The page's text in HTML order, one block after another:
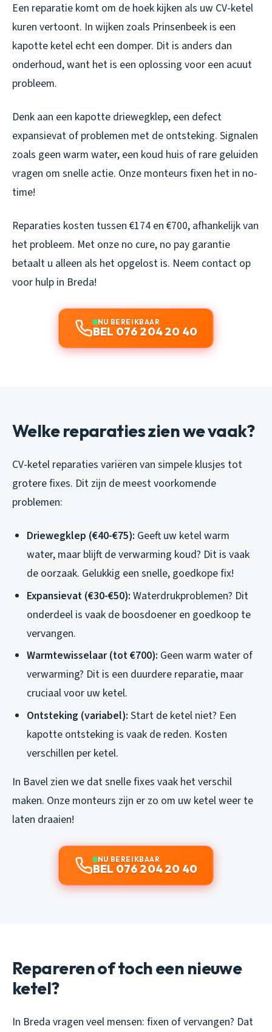
Een reparatie komt om de hoek kijken als uw CV-ketel
kuren vertoont. In wijken zoals Prinsenbeek is een
kapotte ketel echt een domper. Dit is anders dan
onderhoud, want het is een oplossing voor een acuut
probleem.
Denk aan een kapotte driewegklep, een defect
expansievat of problemen met de ontsteking. Signalen
zoals geen warm water, een koud huis of rare geluiden
vragen om snelle actie. Onze monteurs fixen het in no-
time!
Reparaties kosten tussen €174 en €700, afhankelijk van
het probleem. Met onze no cure, no pay garantie
betaalt u alleen als het opgelost is. Neem contact op
voor hulp in Breda!
NU BEREIKBAAR
BEL 076 204 20 40
Welke reparaties zien we vaak?
CV-ketel reparaties variëren van simpele klusjes tot
grotere fixes. Dit zijn de meest voorkomende
problemen:
Driewegklep (€40-€75): Geeft uw ketel warm
water, maar blijft de verwarming koud? Dit is vaak
de oorzaak. Gelukkig een snelle, goedkope fix!
Expansievat (€30-€50): Waterdrukproblemen? Dit
onderdeel is vaak de boosdoener en goedkoop te
vervangen.
Warmtewisselaar (tot €700): Geen warm water of
verwarming? Dit is een duurdere reparatie, maar
cruciaal voor uw ketel.
Ontsteking (variabel): Start de ketel niet? Een
kapotte ontsteking is vaak de reden. Kosten
verschillen per ketel.
In Bavel zien we dat snelle fixes vaak het verschil
maken. Onze monteurs zijn er zo om uw ketel weer te
laten draaien!
NU BEREIKBAAR
BEL 076 204 20 40
Repareren of toch een nieuwe
ketel?
In Breda vragen veel mensen: fixen of vervangen? Dat